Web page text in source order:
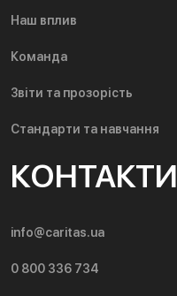
Наш вплив
Команда
Звіти та прозорість
Стандарти та навчання
КОНТАКТИ
info@caritas.ua
0 800 336 734